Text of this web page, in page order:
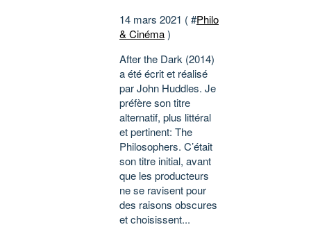
14 mars 2021 ( #Philo
& Cinéma)
After the Dark (2014)
a été écrit et réalisé
par John Huddles. Je
préfère son titre
alternatif, plus littéral
et pertinent: The
Philosophers. C’était
son titre initial, avant
que les producteurs
ne se ravisent pour
des raisons obscures
et choisissent...